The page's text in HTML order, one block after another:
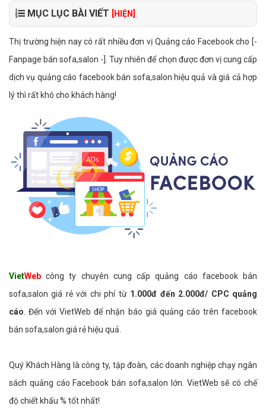
MỤC LỤC BÀI VIẾT [HIỆN]
Thị trường hiện nay có rất nhiều đơn vị Quảng cáo Facebook cho [-
Fanpage bán sofa,salon -]. Tuy nhiên để chọn được đơn vị cung cấp
dịch vụ quảng cáo facebook bán sofa,salon hiệu quả và giá cả hợp
lý thì rất khó cho khách hàng!
VietWeb công ty chuyên cung cấp quảng cáo facebook bán
sofa,salon giá rẻ với chi phí từ 1.000đ đến 2.000đ/ CPC quảng
cáo . Đến với VietWeb để nhận báo giá quảng cáo trên facebook
bán sofa,salon giá rẻ hiệu quả.
Quý Khách Hàng là công ty, tập đoàn, các doanh nghiệp chạy ngân
sách quảng cáo Facebook bán sofa,salon lớn. VietWeb sẽ có chế
độ chiết khấu % tốt nhất!